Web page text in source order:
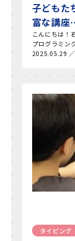
子どもた
富な講
こんにちは！
プログラミン
2025.05.29
タイピング